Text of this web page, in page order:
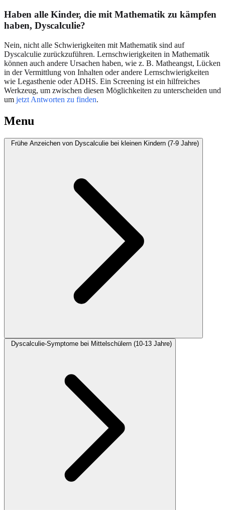
Haben alle Kinder, die mit Mathematik zu kämpfen
haben, Dyscalculie?
Nein, nicht alle Schwierigkeiten mit Mathematik sind auf
Dyscalculie zurückzuführen. Lernschwierigkeiten in Mathematik
können auch andere Ursachen haben, wie z. B. Matheangst, Lücken
in der Vermittlung von Inhalten oder andere Lernschwierigkeiten
wie Legasthenie oder ADHS. Ein Screening ist ein hilfreiches
Werkzeug, um zwischen diesen Möglichkeiten zu unterscheiden und
um jetzt Antworten zu finden.
Menu
Frühe Anzeichen von Dyscalculie bei kleinen Kindern (7-9 Jahre)
Dyscalculie-Symptome bei Mittelschülern (10-13 Jahre)